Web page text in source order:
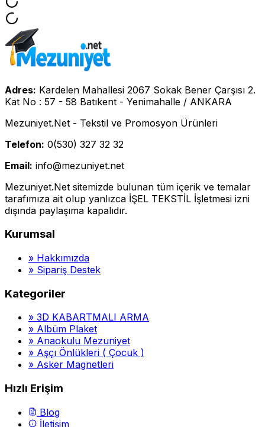
Adres: Kardelen Mahallesi 2067 Sokak Bener Çarşısı 2.
Kat No : 57 - 58 Batıkent - Yenimahalle / ANKARA
Mezuniyet.Net - Tekstil ve Promosyon Ürünleri
Telefon: 0(530) 327 32 32
Email: info@mezuniyet.net
Mezuniyet.Net sitemizde bulunan tüm içerik ve temalar
tarafımıza ait olup yanlızca İŞEL TEKSTİL İşletmesi izni
dışında paylaşıma kapalıdır.
Kurumsal
» Hakkımızda
» Sipariş Destek
Kategoriler
» 3D KABARTMALI ARMA
» Albüm Plaket
» Anaokulu Mezuniyet
» Aşçı Önlükleri ( Çocuk )
» Asker Magnetleri
Hızlı Erişim
Blog
İletişim